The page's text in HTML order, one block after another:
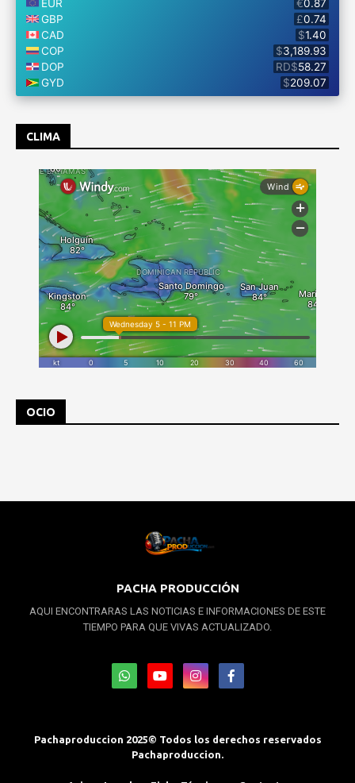
CLIMA
OCIO
PACHA PRODUCCIÓN
AQUI ENCONTRARAS LAS NOTICIAS E INFORMACIONES DE ESTE
TIEMPO PARA QUE VIVAS ACTUALIZADO.
Pachaproduccion 2025© Todos los derechos reservados
Pachaproduccion.